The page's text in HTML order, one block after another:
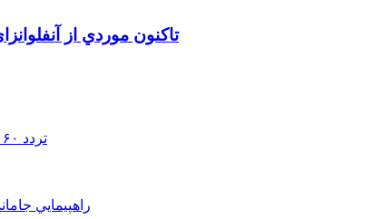
تاکنون موردي از
تردد ۶۰ هزار دستگاه ناوگان ترانزیتی از پایانه‌های مرزی آذربایجان ‌غربی
راهپيمايي